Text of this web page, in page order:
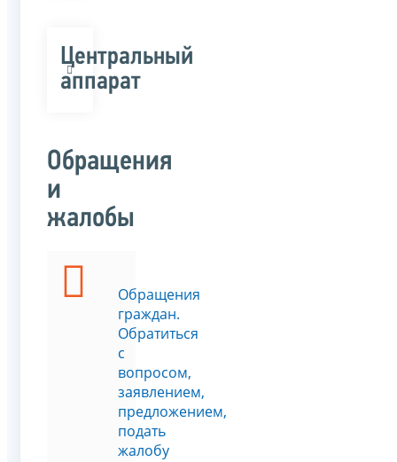
Центральный
аппарат
Обращения
и
жалобы
Обращения
граждан.
Обратиться
с
вопросом,
заявлением,
предложением,
подать
жалобу